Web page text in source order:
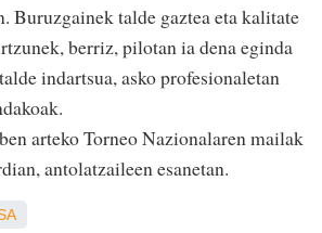
Buruzgainek talde gaztea eta kalitate
berriz, pilotan ia dena eginda
indartsua, asko profesionaletan
arteko Torneo Nazionalaren mailak
antolatzaileen esanetan.